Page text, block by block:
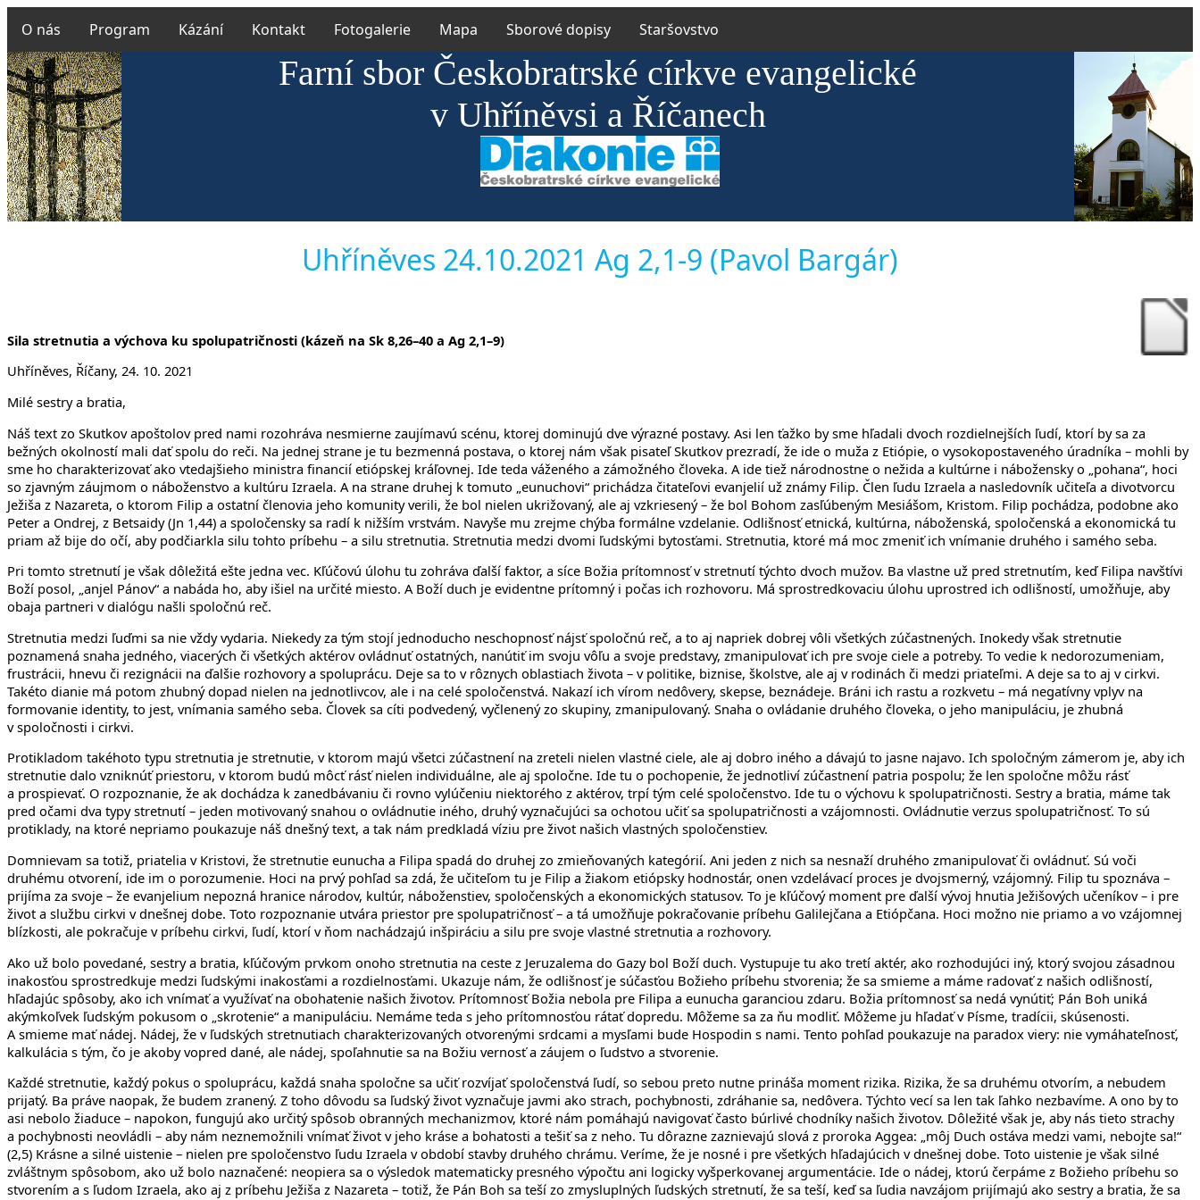
O nás Program Kázání Kontakt Fotogalerie Mapa Sborové dopisy Staršovstvo
Farní sbor Českobratrské církve evangelické
v Uhříněvsi a Říčanech
Uhříněves 24.10.2021 Ag 2,1-9 (Pavol Bargár)
Sila stretnutia a výchova ku spolupatričnosti (kázeň na Sk 8,26–40 a Ag 2,1–9)
Uhříněves, Říčany, 24. 10. 2021
Milé sestry a bratia,
Náš text zo Skutkov apoštolov pred nami rozohráva nesmierne zaujímavú scénu, ktorej dominujú dve výrazné postavy. Asi len ťažko by sme hľadali dvoch rozdielnejších ľudí, ktorí by sa za
bežných okolností mali dať spolu do reči. Na jednej strane je tu bezmenná postava, o ktorej nám však pisateľ Skutkov prezradí, že ide o muža z Etiópie, o vysokopostaveného úradníka – mohli by
sme ho charakterizovať ako vtedajšieho ministra financií etiópskej kráľovnej. Ide teda váženého a zámožného človeka. A ide tiež národnostne o nežida a kultúrne i nábožensky o „pohana“, hoci
so zjavným záujmom o náboženstvo a kultúru Izraela. A na strane druhej k tomuto „eunuchovi“ prichádza čitateľovi evanjelií už známy Filip. Člen ľudu Izraela a nasledovník učiteľa a divotvorcu
Ježiša z Nazareta, o ktorom Filip a ostatní členovia jeho komunity verili, že bol nielen ukrižovaný, ale aj vzkriesený – že bol Bohom zasľúbeným Mesiášom, Kristom. Filip pochádza, podobne ako
Peter a Ondrej, z Betsaidy (Jn 1,44) a spoločensky sa radí k nižším vrstvám. Navyše mu zrejme chýba formálne vzdelanie. Odlišnosť etnická, kultúrna, náboženská, spoločenská a ekonomická tu
priam až bije do očí, aby podčiarkla silu tohto príbehu – a silu stretnutia. Stretnutia medzi dvomi ľudskými bytosťami. Stretnutia, ktoré má moc zmeniť ich vnímanie druhého i samého seba.
Pri tomto stretnutí je však dôležitá ešte jedna vec. Kľúčovú úlohu tu zohráva ďalší faktor, a síce Božia prítomnosť v stretnutí týchto dvoch mužov. Ba vlastne už pred stretnutím, keď Filipa navštívi
Boží posol, „anjel Pánov“ a nabáda ho, aby išiel na určité miesto. A Boží duch je evidentne prítomný i počas ich rozhovoru. Má sprostredkovaciu úlohu uprostred ich odlišností, umožňuje, aby
obaja partneri v dialógu našli spoločnú reč.
Stretnutia medzi ľuďmi sa nie vždy vydaria. Niekedy za tým stojí jednoducho neschopnosť nájsť spoločnú reč, a to aj napriek dobrej vôli všetkých zúčastnených. Inokedy však stretnutie
poznamená snaha jedného, viacerých či všetkých aktérov ovládnuť ostatných, nanútiť im svoju vôľu a svoje predstavy, zmanipulovať ich pre svoje ciele a potreby. To vedie k nedorozumeniam,
frustrácii, hnevu či rezignácii na ďalšie rozhovory a spoluprácu. Deje sa to v rôznych oblastiach života – v politike, biznise, školstve, ale aj v rodinách či medzi priateľmi. A deje sa to aj v cirkvi.
Takéto dianie má potom zhubný dopad nielen na jednotlivcov, ale i na celé spoločenstvá. Nakazí ich vírom nedôvery, skepse, beznádeje. Bráni ich rastu a rozkvetu – má negatívny vplyv na
formovanie identity, to jest, vnímania samého seba. Človek sa cíti podvedený, vyčlenený zo skupiny, zmanipulovaný. Snaha o ovládanie druhého človeka, o jeho manipuláciu, je zhubná
v spoločnosti i cirkvi.
Protikladom takéhoto typu stretnutia je stretnutie, v ktorom majú všetci zúčastnení na zreteli nielen vlastné ciele, ale aj dobro iného a dávajú to jasne najavo. Ich spoločným zámerom je, aby ich
stretnutie dalo vzniknúť priestoru, v ktorom budú môcť rásť nielen individuálne, ale aj spoločne. Ide tu o pochopenie, že jednotliví zúčastnení patria pospolu; že len spoločne môžu rásť
a prospievať. O rozpoznanie, že ak dochádza k zanedbávaniu či rovno vylúčeniu niektorého z aktérov, trpí tým celé spoločenstvo. Ide tu o výchovu k spolupatričnosti. Sestry a bratia, máme tak
pred očami dva typy stretnutí – jeden motivovaný snahou o ovládnutie iného, druhý vyznačujúci sa ochotou učiť sa spolupatričnosti a vzájomnosti. Ovládnutie verzus spolupatričnosť. To sú
protiklady, na ktoré nepriamo poukazuje náš dnešný text, a tak nám predkladá víziu pre život našich vlastných spoločenstiev.
Domnievam sa totiž, priatelia v Kristovi, že stretnutie eunucha a Filipa spadá do druhej zo zmieňovaných kategórií. Ani jeden z nich sa nesnaží druhého zmanipulovať či ovládnuť. Sú voči
druhému otvorení, ide im o porozumenie. Hoci na prvý pohľad sa zdá, že učiteľom tu je Filip a žiakom etiópsky hodnostár, onen vzdelávací proces je dvojsmerný, vzájomný. Filip tu spoznáva –
prijíma za svoje – že evanjelium nepozná hranice národov, kultúr, náboženstiev, spoločenských a ekonomických statusov. To je kľúčový moment pre ďalší vývoj hnutia Ježišových učeníkov – i pre
život a službu cirkvi v dnešnej dobe. Toto rozpoznanie utvára priestor pre spolupatričnosť – a tá umožňuje pokračovanie príbehu Galilejčana a Etiópčana. Hoci možno nie priamo a vo vzájomnej
blízkosti, ale pokračuje v príbehu cirkvi, ľudí, ktorí v ňom nachádzajú inšpiráciu a silu pre svoje vlastné stretnutia a rozhovory.
Ako už bolo povedané, sestry a bratia, kľúčovým prvkom onoho stretnutia na ceste z Jeruzalema do Gazy bol Boží duch. Vystupuje tu ako tretí aktér, ako rozhodujúci iný, ktorý svojou zásadnou
inakosťou sprostredkuje medzi ľudskými inakosťami a rozdielnosťami. Ukazuje nám, že odlišnosť je súčasťou Božieho príbehu stvorenia; že sa smieme a máme radovať z našich odlišností,
hľadajúc spôsoby, ako ich vnímať a využívať na obohatenie našich životov. Prítomnosť Božia nebola pre Filipa a eunucha garanciou zdaru. Božia prítomnosť sa nedá vynútiť; Pán Boh uniká
akýmkoľvek ľudským pokusom o „skrotenie“ a manipuláciu. Nemáme teda s jeho prítomnosťou rátať dopredu. Môžeme sa za ňu modliť. Môžeme ju hľadať v Písme, tradícii, skúsenosti.
A smieme mať nádej. Nádej, že v ľudských stretnutiach charakterizovaných otvorenými srdcami a mysľami bude Hospodin s nami. Tento pohľad poukazuje na paradox viery: nie vymáhateľnosť,
kalkulácia s tým, čo je akoby vopred dané, ale nádej, spoľahnutie sa na Božiu vernosť a záujem o ľudstvo a stvorenie.
Každé stretnutie, každý pokus o spoluprácu, každá snaha spoločne sa učiť rozvíjať spoločenstvá ľudí, so sebou preto nutne prináša moment rizika. Rizika, že sa druhému otvorím, a nebudem
prijatý. Ba práve naopak, že budem zranený. Z toho dôvodu sa ľudský život vyznačuje javmi ako strach, pochybnosti, zdráhanie sa, nedôvera. Týchto vecí sa len tak ľahko nezbavíme. A ono by to
asi nebolo žiaduce – napokon, fungujú ako určitý spôsob obranných mechanizmov, ktoré nám pomáhajú navigovať často búrlivé chodníky našich životov. Dôležité však je, aby nás tieto strachy
a pochybnosti neovládli – aby nám neznemožnili vnímať život v jeho kráse a bohatosti a tešiť sa z neho. Tu dôrazne zaznievajú slová z proroka Aggea: „môj Duch ostáva medzi vami, nebojte sa!“
(2,5) Krásne a silné uistenie – nielen pre spoločenstvo ľudu Izraela v období stavby druhého chrámu. Veríme, že je nosné i pre všetkých hľadajúcich v dnešnej dobe. Toto uistenie je však silné
zvláštnym spôsobom, ako už bolo naznačené: neopiera sa o výsledok matematicky presného výpočtu ani logicky vyšperkovanej argumentácie. Ide o nádej, ktorú čerpáme z Božieho príbehu so
stvorením a s ľudom Izraela, ako aj z príbehu Ježiša z Nazareta – totiž, že Pán Boh sa teší zo zmysluplných ľudských stretnutí, že sa teší, keď sa ľudia navzájom prijímajú ako sestry a bratia, že sa